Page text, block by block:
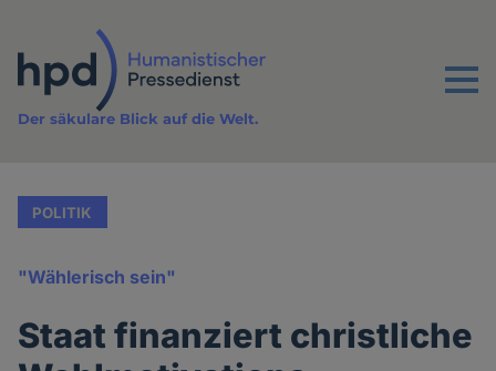
Inhalt
Menu
Der säkulare Blick auf die Welt.
POLITIK
"Wählerisch sein"
Staat finanziert christliche